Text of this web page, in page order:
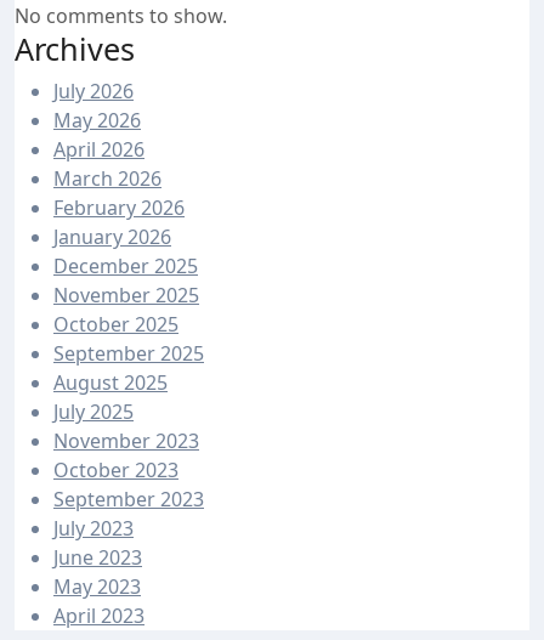
No comments to show.
Archives
July 2026
May 2026
April 2026
March 2026
February 2026
January 2026
December 2025
November 2025
October 2025
September 2025
August 2025
July 2025
November 2023
October 2023
September 2023
July 2023
June 2023
May 2023
April 2023